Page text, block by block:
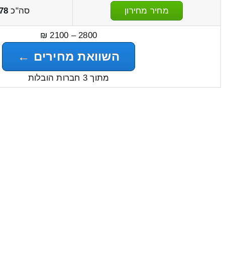
מחיר מחירון סה"כ
2800 – 2100 ₪
השוואת מחירים ←
מתוך 3 חברות הובלות